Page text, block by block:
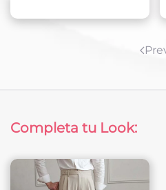
Completa tu Look: